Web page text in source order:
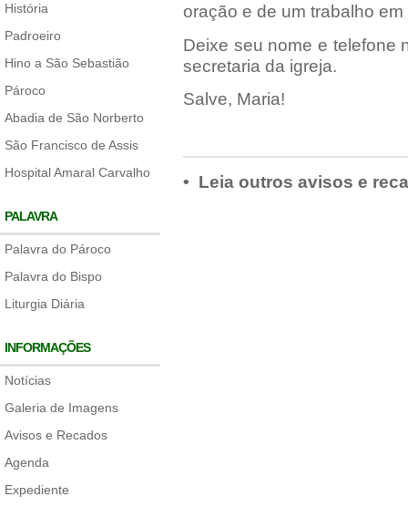
História
Padroeiro
Hino a São Sebastião
Pároco
Abadia de São Norberto
São Francisco de Assis
Hospital Amaral Carvalho
PALAVRA
Palavra do Pároco
Palavra do Bispo
Liturgia Diária
INFORMAÇÕES
Notícias
Galeria de Imagens
Avisos e Recados
Agenda
Expediente
oração e de um trabalho
Deixe seu nome e telefone
secretaria da igreja.
Salve, Maria!
• Leia outros avisos e